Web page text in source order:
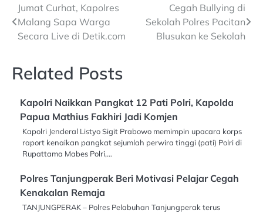
Post
navigation
Jumat Curhat, Kapolres
Malang Sapa Warga
Secara Live di Detik.com
Cegah Bullying di
Sekolah Polres Pacitan
Blusukan ke Sekolah
Related Posts
Kapolri Naikkan Pangkat 12 Pati Polri, Kapolda
Papua Mathius Fakhiri Jadi Komjen
Kapolri Jenderal Listyo Sigit Prabowo memimpin upacara korps
raport kenaikan pangkat sejumlah perwira tinggi (pati) Polri di
Rupattama Mabes Polri,…
Polres Tanjungperak Beri Motivasi Pelajar Cegah
Kenakalan Remaja
TANJUNGPERAK – Polres Pelabuhan Tanjungperak terus